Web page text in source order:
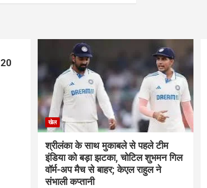
खेल
श्रीलंका के साथ मुकाबले से पहले टीम
इंडिया को बड़ा झटका, चोटिल शुभमन गिल
वॉर्म-अप मैच से बाहर; केएल राहुल ने
संभाली कप्तानी